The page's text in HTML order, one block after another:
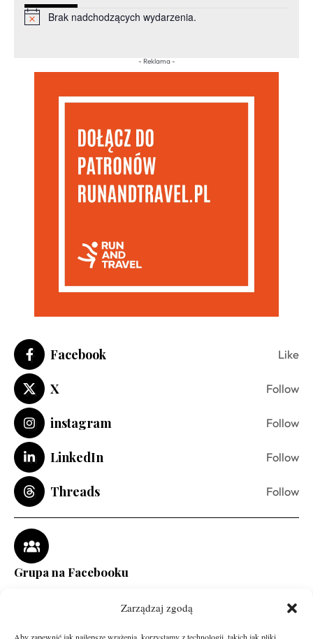
Zarządzaj zgodą
Powiadomienie
Brak nadchodzących wydarzenia.
- Reklama -
Facebook Like
X Follow
instagram Follow
LinkedIn Follow
Threads Follow
Grupa na Facebooku